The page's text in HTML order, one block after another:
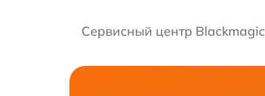
Сервисный центр Blackmagic